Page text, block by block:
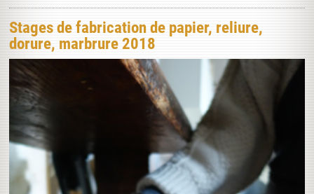
Stages de fabrication de papier, reliure,
dorure, marbrure 2018